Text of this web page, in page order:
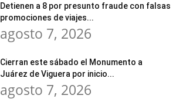
Detienen a 8 por presunto fraude con falsas
promociones de viajes...
agosto 7, 2026
Cierran este sábado el Monumento a
Juárez de Viguera por inicio...
agosto 7, 2026